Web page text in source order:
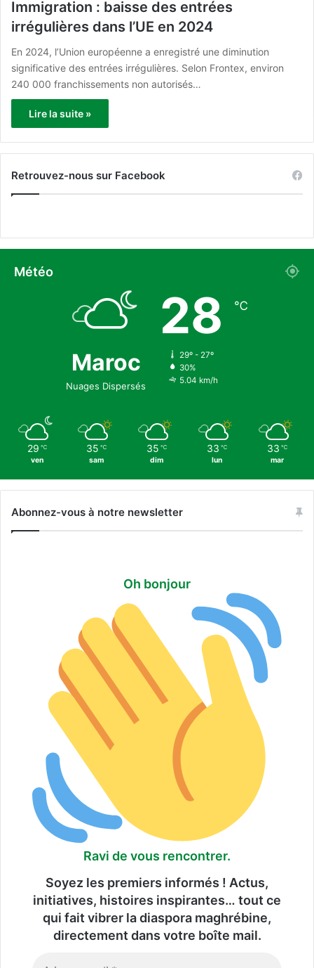
Immigration : baisse des entrées
irrégulières dans l’UE en 2024
En 2024, l’Union européenne a enregistré une diminution
significative des entrées irrégulières. Selon Frontex, environ
240 000 franchissements non autorisés…
Lire la suite »
Retrouvez-nous sur Facebook
Météo
Maroc
Nuages Dispersés
28 ℃
29º - 27º
30%
5.04 km/h
29 ℃
ven
35 ℃
sam
35 ℃
dim
33 ℃
lun
33 ℃
mar
Abonnez-vous à notre newsletter
Oh bonjour
Ravi de vous rencontrer.
Soyez les premiers informés ! Actus,
initiatives, histoires inspirantes… tout ce
qui fait vibrer la diaspora maghrébine,
directement dans votre boîte mail.